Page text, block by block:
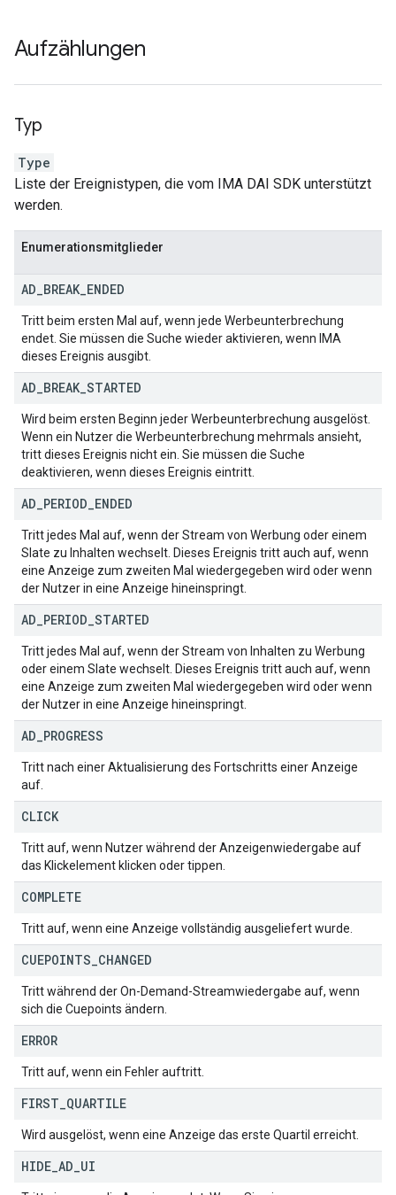
Aufzählungen
Typ
Type
Liste der Ereignistypen, die vom IMA DAI SDK unterstützt
werden.
Enumerationsmitglieder
AD BREAK ENDED
Tritt beim ersten Mal auf, wenn jede Werbeunterbrechung
endet. Sie müssen die Suche wieder aktivieren, wenn IMA
dieses Ereignis ausgibt.
AD BREAK STARTED
Wird beim ersten Beginn jeder Werbeunterbrechung ausgelöst.
Wenn ein Nutzer die Werbeunterbrechung mehrmals ansieht,
tritt dieses Ereignis nicht ein. Sie müssen die Suche
deaktivieren, wenn dieses Ereignis eintritt.
AD PERIOD ENDED
Tritt jedes Mal auf, wenn der Stream von Werbung oder einem
Slate zu Inhalten wechselt. Dieses Ereignis tritt auch auf, wenn
eine Anzeige zum zweiten Mal wiedergegeben wird oder wenn
der Nutzer in eine Anzeige hineinspringt.
AD PERIOD STARTED
Tritt jedes Mal auf, wenn der Stream von Inhalten zu Werbung
oder einem Slate wechselt. Dieses Ereignis tritt auch auf, wenn
eine Anzeige zum zweiten Mal wiedergegeben wird oder wenn
der Nutzer in eine Anzeige hineinspringt.
AD PROGRESS
Tritt nach einer Aktualisierung des Fortschritts einer Anzeige
auf.
CLICK
Tritt auf, wenn Nutzer während der Anzeigenwiedergabe auf
das Klickelement klicken oder tippen.
COMPLETE
Tritt auf, wenn eine Anzeige vollständig ausgeliefert wurde.
CUEPOINTS CHANGED
Tritt während der On-Demand-Streamwiedergabe auf, wenn
sich die Cuepoints ändern.
ERROR
Tritt auf, wenn ein Fehler auftritt.
FIRST QUARTILE
Wird ausgelöst, wenn eine Anzeige das erste Quartil erreicht.
HIDE AD UI